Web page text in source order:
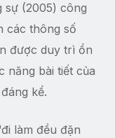
sự (2005) công
các thông số
được duy trì ổn
năng bài tiết của
kể.
làm đều đặn